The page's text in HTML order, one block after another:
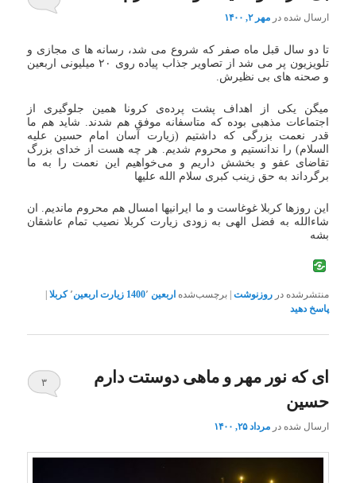
ارسال شده درمهر ۲, ۱۴۰۰
تا دو سال قبل ماه صفر که شروع می شد، رسانه ها ی مجازی و
تلویزیون پر می شد از تصاویر جذاب پیاده روی ۲۰ میلیونی اربعین
و صحنه های بی نظیرش.
میگن یکی از اهداف پشت پرده‌ی کرونا همین جلوگیری از
اجتماعات مذهبی بوده که متاسفانه موفق هم شدند. شاید هم ما
قدر نعمت بزرگی که داشتیم (زیارت آسان امام حسین علیه
السلام) را ندانستیم و محروم شدیم. هر چه هست از خدای بزرگ
تقاضای عفو و بخشش داریم و می‌خواهیم این نعمت را به ما
برگرداند به حق زینب کبری سلام الله علیها
این روزها کربلا غوغاست و ما ایرانیها امسال هم محروم ماندیم. ان
شاءالله به فضل الهی به زودی زیارت کربلا نصیب تمام عاشقان
بشه
منتشرشده در روزنوشت |برچسب‌شده اربعین 1400 ٬ زیارت اربعین٬ کربلا
پاسخ دهید
ای که نور مهر و ماهی دوستت دارم
حسین
ارسال شده درمرداد ۲۵, ۱۴۰۰
۳